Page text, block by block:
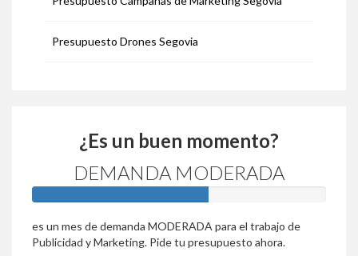
Presupuesto Drones Segovia
¿Es un buen momento?
DEMANDA MODERADA
es un mes de demanda MODERADA para el trabajo de
Publicidad y Marketing. Pide tu presupuesto ahora.